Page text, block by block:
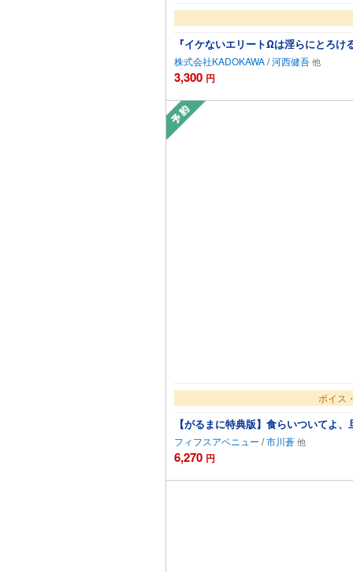
『イケないエリートΩは淫らにとろ
株式会社KADOKAWA/河西健吾
3,300 円
ボイス
【がるまに特典版】食らいついてよ
フィフスアベニュー /市川蒼
6,270 円